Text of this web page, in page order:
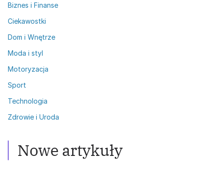
Biznes i Finanse
Ciekawostki
Dom i Wnętrze
Moda i styl
Motoryzacja
Sport
Technologia
Zdrowie i Uroda
Nowe artykuły
metody walki